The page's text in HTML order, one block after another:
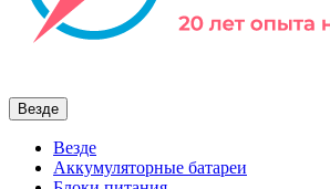
Везде
Везде
Аккумуляторные батареи